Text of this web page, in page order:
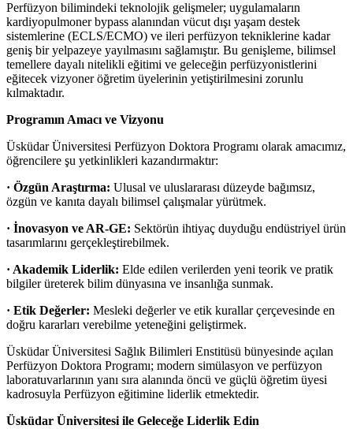
Perfüzyon bilimindeki teknolojik gelişmeler; uygulamaların
kardiyopulmoner bypass alanından vücut dışı yaşam destek
sistemlerine (ECLS/ECMO) ve ileri perfüzyon tekniklerine kadar
geniş bir yelpazeye yayılmasını sağlamıştır. Bu genişleme, bilimsel
temellere dayalı nitelikli eğitimi ve geleceğin perfüzyonistlerini
eğitecek vizyoner öğretim üyelerinin yetiştirilmesini zorunlu
kılmaktadır.
Programın Amacı ve Vizyonu
Üsküdar Üniversitesi Perfüzyon Doktora Programı olarak amacımız,
öğrencilere şu yetkinlikleri kazandırmaktır:
· Özgün Araştırma: Ulusal ve uluslararası düzeyde bağımsız,
özgün ve kanıta dayalı bilimsel çalışmalar yürütmek.
· İnovasyon ve AR-GE: Sektörün ihtiyaç duyduğu endüstriyel ürün
tasarımlarını gerçekleştirebilmek.
· Akademik Liderlik: Elde edilen verilerden yeni teorik ve pratik
bilgiler üreterek bilim dünyasına ve insanlığa sunmak.
· Etik Değerler: Mesleki değerler ve etik kurallar çerçevesinde en
doğru kararları verebilme yeteneğini geliştirmek.
Üsküdar Üniversitesi Sağlık Bilimleri Enstitüsü bünyesinde açılan
Perfüzyon Doktora Programı; modern simülasyon ve perfüzyon
laboratuvarlarının yanı sıra alanında öncü ve güçlü öğretim üyesi
kadrosuyla Perfüzyon eğitimine liderlik etmektedir.
Üsküdar Üniversitesi ile Geleceğe Liderlik Edin